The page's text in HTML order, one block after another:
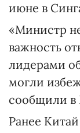
июне в
«Министр
важность
лидерами
могли
сообщили в
Ранее